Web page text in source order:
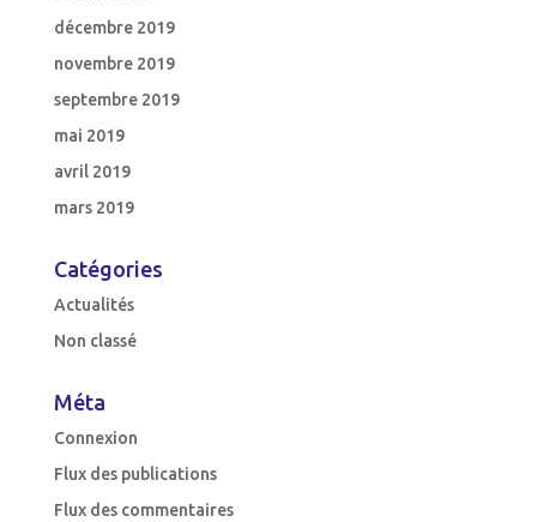
décembre 2019
novembre 2019
septembre 2019
mai 2019
avril 2019
mars 2019
Catégories
Actualités
Non classé
Méta
Connexion
Flux des publications
Flux des commentaires